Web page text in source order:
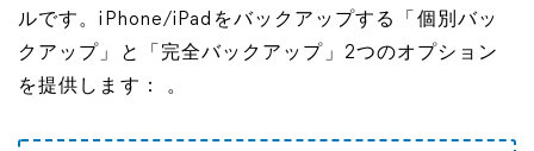
ルです。iPhone/iPadをバックアップする「個別バッ
クアップ」と「完全バックアップ」2つのオプション
を提供します： 。